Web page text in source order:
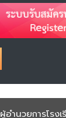
ผู้อำนวยการโรงเ